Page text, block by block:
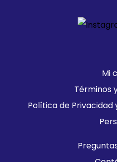
Mi
Términos
Política de